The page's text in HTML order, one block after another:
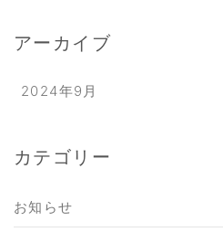
アーカイブ
2024年9月
カテゴリー
お知らせ